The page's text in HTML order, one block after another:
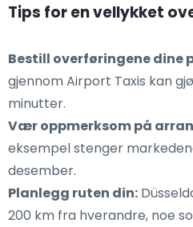
Tips for en vellykket
Bestill overføringene dine
gjennom Airport Taxis kan
minutter.
Vær oppmerksom på
eksempel stenger
desember.
Planlegg ruten din:
200 km fra hverandre, noe